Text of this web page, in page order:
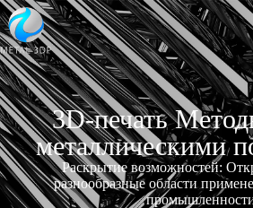
3D-печать
металлическими
Раскрытие возможностей:
разнообразные области